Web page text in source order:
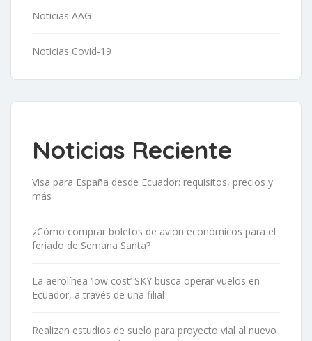
Noticias AAG
Noticias Covid-19
Noticias Reciente
Visa para España desde Ecuador: requisitos, precios y
más
¿Cómo comprar boletos de avión económicos para el
feriado de Semana Santa?
La aerolínea ‘low cost’ SKY busca operar vuelos en
Ecuador, a través de una filial
Realizan estudios de suelo para proyecto vial al nuevo